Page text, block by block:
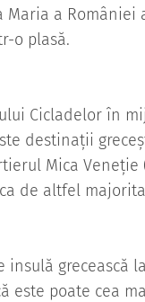
Maria a
o plasă.
Cicladelor în
destinații
Mica
de altfel
insulă grecească
este poate cea